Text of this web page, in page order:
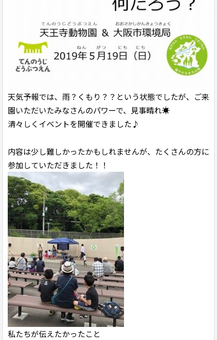
天気予報では、雨？くもり？？という状態でしたが、ご来
園いただいたみなさんのパワーで、見事晴れ☀️
清々しくイベントを開催できました♪
内容は少し難しかったかもしれませんが、たくさんの方に
参加していただきました！！
私たちが伝えたかったこと